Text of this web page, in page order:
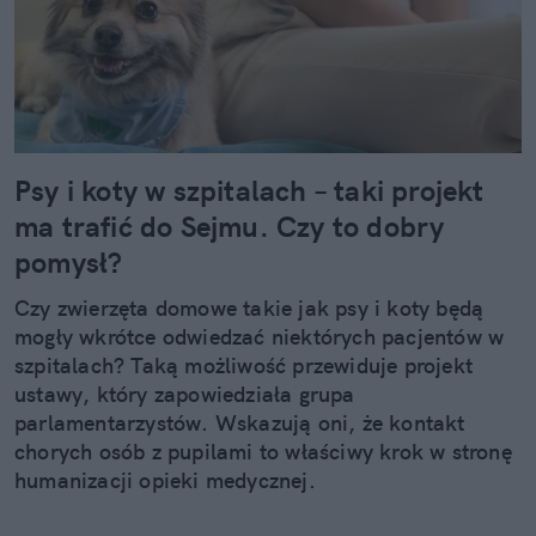
Psy i koty w szpitalach – taki projekt
ma trafić do Sejmu. Czy to dobry
pomysł?
Czy zwierzęta domowe takie jak psy i koty będą
mogły wkrótce odwiedzać niektórych pacjentów w
szpitalach? Taką możliwość przewiduje projekt
ustawy, który zapowiedziała grupa
parlamentarzystów. Wskazują oni, że kontakt
chorych osób z pupilami to właściwy krok w stronę
humanizacji opieki medycznej.